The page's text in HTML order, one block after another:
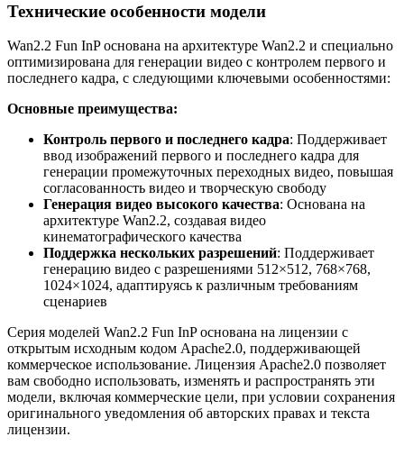
Технические особенности модели
Wan2.2 Fun InP основана на архитектуре Wan2.2 и специально
оптимизирована для генерации видео с контролем первого и
последнего кадра, с следующими ключевыми особенностями:
Основные преимущества:
Контроль первого и последнего кадра: Поддерживает
ввод изображений первого и последнего кадра для
генерации промежуточных переходных видео, повышая
согласованность видео и творческую свободу
Генерация видео высокого качества: Основана на
архитектуре Wan2.2, создавая видео
кинематографического качества
Поддержка нескольких разрешений: Поддерживает
генерацию видео с разрешениями 512×512, 768×768,
1024×1024, адаптируясь к различным требованиям
сценариев
Серия моделей Wan2.2 Fun InP основана на лицензии с
открытым исходным кодом Apache2.0, поддерживающей
коммерческое использование. Лицензия Apache2.0 позволяет
вам свободно использовать, изменять и распространять эти
модели, включая коммерческие цели, при условии сохранения
оригинального уведомления об авторских правах и текста
лицензии.